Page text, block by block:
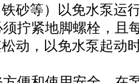
砂等）以免水泵运
拧紧地脚螺栓，且
动，以免水泵起动